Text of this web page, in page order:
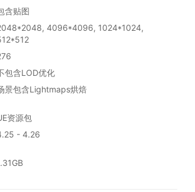
包
- 4.26
含贴图
4096*4096, 1024*1024,
包含LOD优化
景包含Lightmaps烘焙
资源包
- 4.26